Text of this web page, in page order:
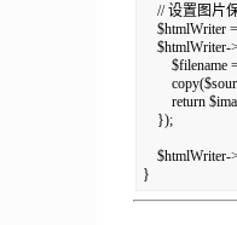
// 设置图片
$htmlWriter
$htmlWriter-
$filename =
return
});
$htmlWriter-
}